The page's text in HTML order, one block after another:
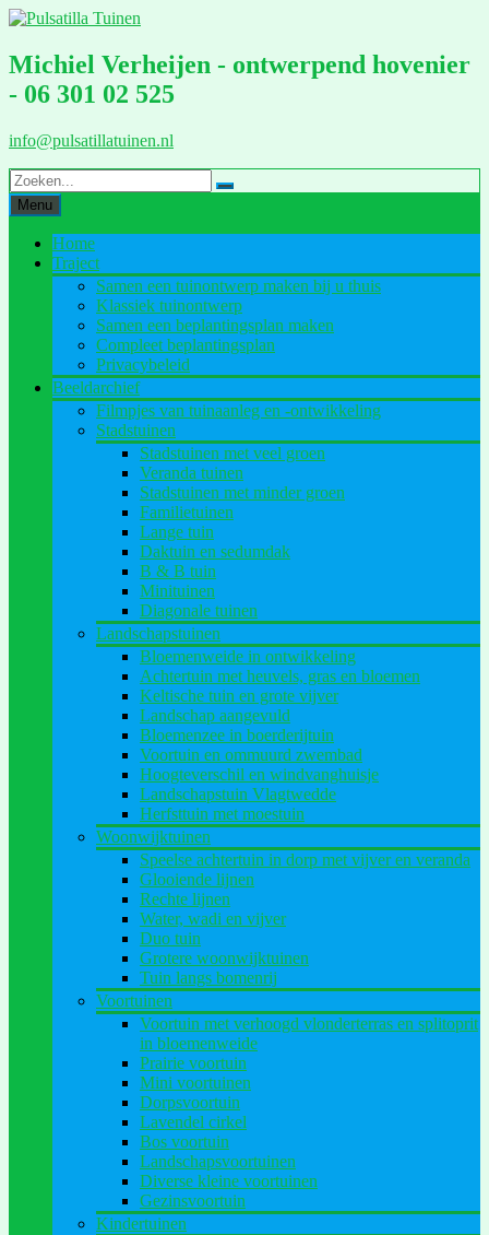
Ga
de
inhoud
Michiel Verheijen - ontwerpend hovenier
- 06 301 02 525
info@pulsatillatuinen.nl
Menu
Home
Traject
Samen een tuinontwerp maken bij u thuis
Klassiek tuinontwerp
Samen een beplantingsplan maken
Compleet beplantingsplan
Privacybeleid
Beeldarchief
Filmpjes van tuinaanleg en -ontwikkeling
Stadstuinen
Stadstuinen met veel groen
Veranda tuinen
Stadstuinen met minder groen
Familietuinen
Lange tuin
Daktuin en sedumdak
B & B tuin
Minituinen
Diagonale tuinen
Landschapstuinen
Bloemenweide in ontwikkeling
Achtertuin met heuvels, gras en bloemen
Keltische tuin en grote vijver
Landschap aangevuld
Bloemenzee in boerderijtuin
Voortuin en ommuurd zwembad
Hoogteverschil en windvanghuisje
Landschapstuin Vlagtwedde
Herfsttuin met moestuin
Woonwijktuinen
Speelse achtertuin in dorp met vijver en veranda
Glooiende lijnen
Rechte lijnen
Water, wadi en vijver
Duo tuin
Grotere woonwijktuinen
Tuin langs bomenrij
Voortuinen
Voortuin met verhoogd vlonderterras en splitoprit
in bloemenweide
Prairie voortuin
Mini voortuinen
Dorpsvoortuin
Lavendel cirkel
Bos voortuin
Landschapsvoortuinen
Diverse kleine voortuinen
Gezinsvoortuin
Kindertuinen